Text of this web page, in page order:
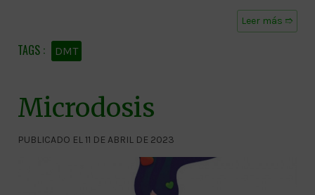
Leer más ➱
DMT
Microdosis
PUBLICADO EL 11 DE ABRIL DE 2023